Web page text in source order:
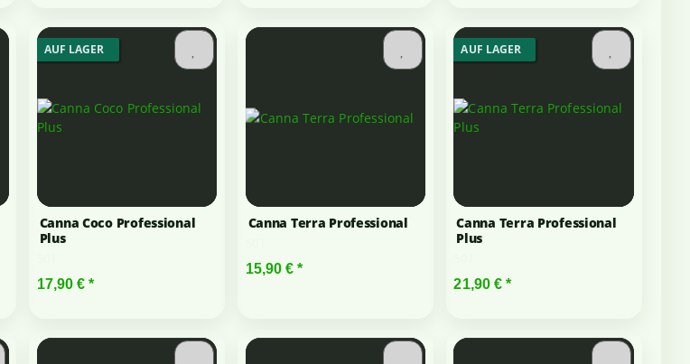
AUF LAGER
Canna Coco Professional
Plus
17,90 €*
Canna Terra Professional
15,90 €*
AUF LAGER
Canna Terra Professional
Plus
21,90 €*